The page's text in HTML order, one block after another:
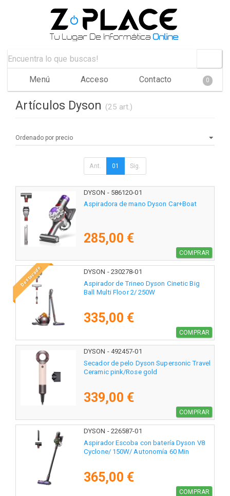
Menú Acceso Contacto 0
Artículos Dyson (25 art.)
Ant. 01 Sig.
DYSON - 586120-01
Aspiradora de mano Dyson Car+Boat
285,00 €
COMPRAR
Destacado
DYSON - 230278-01
Aspirador de Trineo Dyson Cinetic Big
Ball Multi Floor 2/ 250W
335,00 €
COMPRAR
DYSON - 492457-01
Secador de pelo Dyson Supersonic Travel
Ceramic pink/Rose gold
339,00 €
COMPRAR
DYSON - 226587-01
Aspirador Escoba con batería Dyson V8
Cyclone/ 150W/ Autonomía 60 Min
365,00 €
COMPRAR